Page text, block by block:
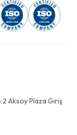
Aksoy Plaza Giriş